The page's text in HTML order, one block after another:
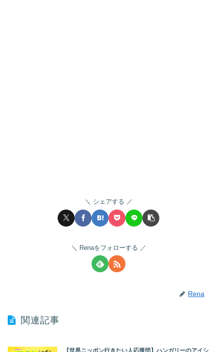
シェアする
Renaをフォローする
Rena
関連記事
【世界ニッポン行きたい人応援団】ハンガリーのアイシ